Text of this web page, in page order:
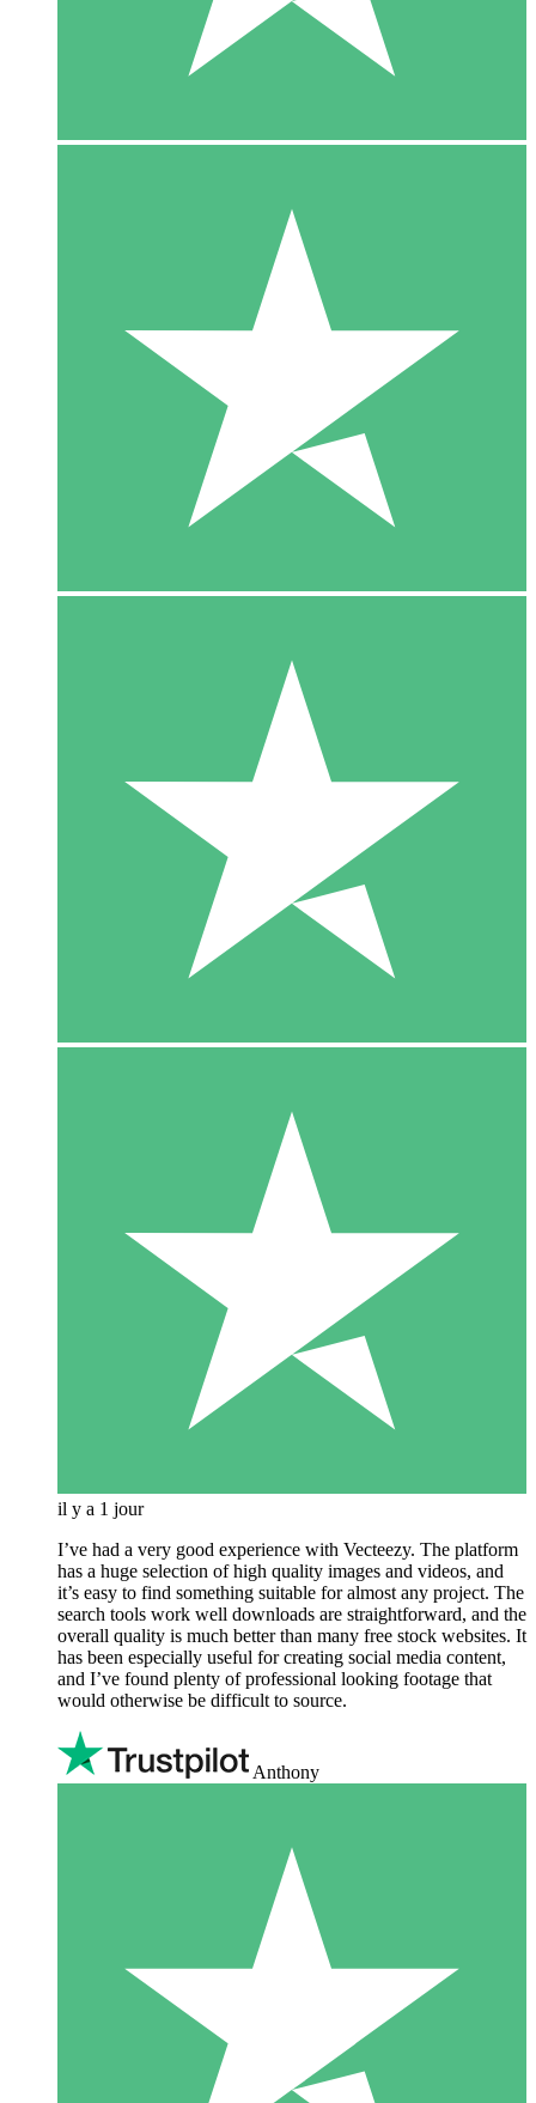
il y a 1 jour
I’ve had a very good experience with Vecteezy. The platform
has a huge selection of high quality images and videos, and
it’s easy to find something suitable for almost any project. The
search tools work well downloads are straightforward, and the
overall quality is much better than many free stock websites. It
has been especially useful for creating social media content,
and I’ve found plenty of professional looking footage that
would otherwise be difficult to source.
Anthony